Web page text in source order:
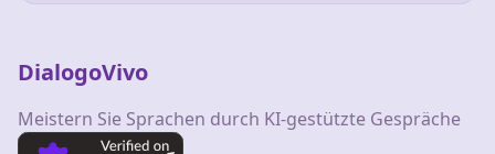
DialogoVivo
Meistern Sie Sprachen durch KI-gestützte Gespräche